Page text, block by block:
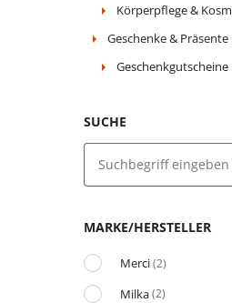
Körperpflege &
Geschenke & Präsente
Geschenkgutscheine
SUCHE
MARKE/HERSTELLER
Merci(2)
Milka(2)